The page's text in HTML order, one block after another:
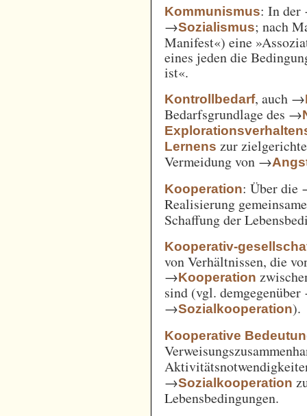
Kommunismus: In
→Sozialismus; nach
Manifest«) eine
eines jeden die
ist«.
Kontrollbedarf, auch →
Bedarfsgrundlage des →
Lernens zur
Vermeidung von →
Kooperation: Über
Realisierung
Schaffung der
Kooperativ-
von Verhältnissen, die
→Kooperation
sind (vgl.
→Sozialkooperation).
Kooperative
→Sozialkooperation
Lebensbedingungen.